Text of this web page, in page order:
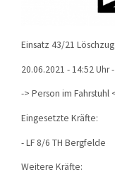
Einsatz 43/21
20.06.2021 - 14:52
-> Person im Fahrstuhl
Eingesetzte Kräfte:
- LF 8/6 TH Bergfelde
Weitere Kräfte: